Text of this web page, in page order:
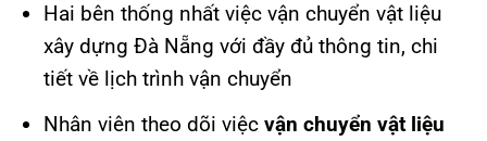
Hai bên thống nhất việc vận chuyển vật liệu
xây dựng Đà Nẵng với đầy đủ thông tin, chi
tiết về lịch trình vận chuyển
Nhân viên theo dõi việcvận chuyển vật liệu